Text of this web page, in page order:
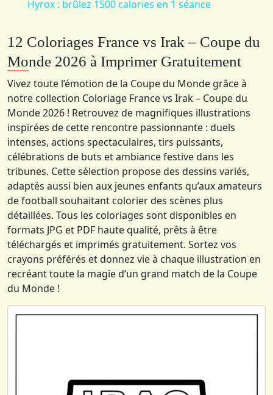
Hyrox : brûlez 1500 calories en 1 séance
12 Coloriages France vs Irak – Coupe du
Monde 2026 à Imprimer Gratuitement
Vivez toute l’émotion de la Coupe du Monde grâce à
notre collection Coloriage France vs Irak – Coupe du
Monde 2026 ! Retrouvez de magnifiques illustrations
inspirées de cette rencontre passionnante : duels
intenses, actions spectaculaires, tirs puissants,
célébrations de buts et ambiance festive dans les
tribunes. Cette sélection propose des dessins variés,
adaptés aussi bien aux jeunes enfants qu’aux amateurs
de football souhaitant colorier des scènes plus
détaillées. Tous les coloriages sont disponibles en
formats JPG et PDF haute qualité, prêts à être
téléchargés et imprimés gratuitement. Sortez vos
crayons préférés et donnez vie à chaque illustration en
recréant toute la magie d’un grand match de la Coupe
du Monde !